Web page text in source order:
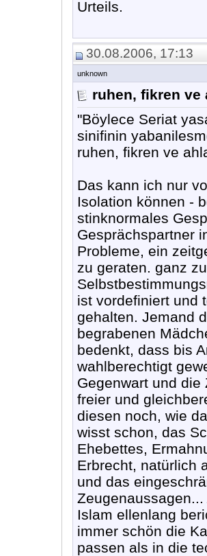
Urteils.
30.08.2006, 17:13
unknown
ruhen, fikren ve
"Böylece Seriat
sinifinin
ruhen, fikren ve
Das kann ich nur
Isolation können -
stinknormales
Gesprächspartner
Probleme, ein
zu geraten. ganz
ist vordefiniert und
gehalten. Jemand
begrabenen
bedenkt, dass bis
wahlberechtigt
Gegenwart und
freier und
diesen noch, wie
wisst schon, das
Ehebettes,
Erbrecht, natürlich
und das
Islam ellenlang
immer schön die
passen als in die